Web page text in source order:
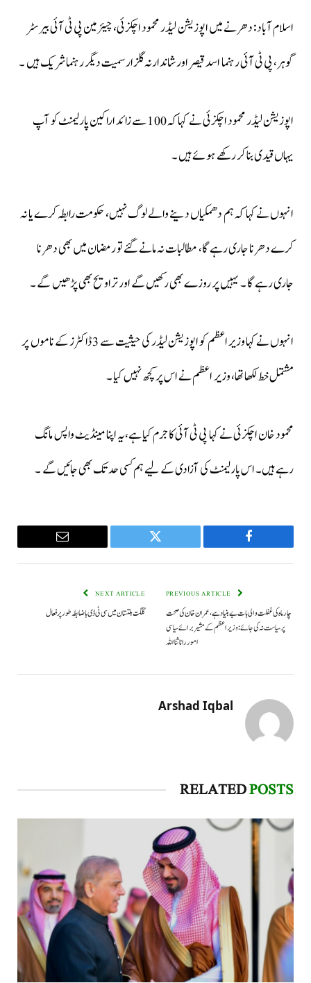
اسلام آباد: دھرنے میں اپوزیشن لیڈر محمود اچکزئی، چیئرمین پی ٹی آئی بیرسٹر
گوہر، پی ٹی آئی رہنما اسد قیصر اور شاندارنہ گلزار سمیت دیگر رہنما شریک ہیں ۔
اپوزیشن لیڈر محمود اچکزئی نے کہاکہ 100 سے زائد اراکین پارلیمنٹ کو آپ
یہاں قیدی بنا کر رکھے ہوئے ہیں ۔
انہوں نے کہا کہ ہم دھمکیاں دینے والے لوگ نہیں، حکومت رابطہ کرے یا نہ
کرے دھرنا جاری رہے گا، مطالبات نہ مانے گئے تو رمضان میں بھی دھرنا
جاری رہے گا ۔ یہیں پر روزے بھی رکھیں گے اور تراویح بھی پڑھیں گے ۔
انہوں نے کہا وزیر اعظم کو اپوزیشن لیڈر کی حیثیت سے 3 ڈاکٹرز کے ناموں پر
مشتمل خط لکھا تھا، وزیر اعظم نے اس پر کچھ نہیں کیا ۔
محمود خان اچکزئی نے کہا پی ٹی آئی کا جرم کیا ہے،یہ اپنا مینڈیٹ واپس مانگ
رہے ہیں۔ اس پارلیمنٹ کی آزادی کے لیے ہم کسی حد تک بھی جائیں گے ۔
Facebook
Twitter
Email
چار ماہ کی غفلت والی بات بے بنیاد ہے، عمران خان کی صحت
پر سیاست نہ کی جائے: وزیراعظم کے مشیر برائے سیاسی
امور رانا ثنااللہ
NEXT ARTICLE
گلگت بلتستان میں سی ٹی ڈی باضابطہ طور پر فعال
Arshad Iqbal
RELATEDPOSTS